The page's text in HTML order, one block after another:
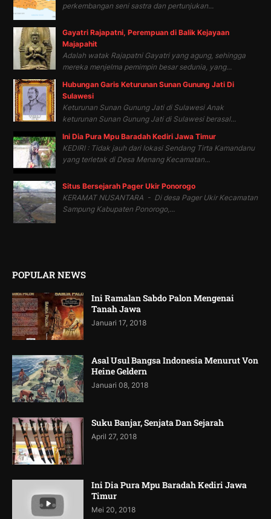
perkembangan seni sastra dan pertunjukan...
Gayatri Rajapatni, Perempuan di Balik Kejayaan
Majapahit
Adalah watak Rajapatni Gayatri yang agung, sehingga
mereka menjelma pemimpin besar sedunia, yang...
Hubungan Garis Keturunan Sunan Gunung Jati Di
Sulawesi
Keturunan Sunan Gunung Jati di Sulawesi Anak
keturunan Sunan Gunung Jati di Sulawesi berasal...
Ini Dia Pura Mpu Baradah Kediri Jawa Timur
KEDIRI : Tidak jauh dari lokasi Sendang Tirta Kamandanu
yang terletak di Desa Menang Kecamatan...
Situs Bersejarah Pager Ukir Ponorogo
KERAMAT NUSANTARA - Di desa Pager Ukir Kecamatan
Sampung Kabupaten Ponorogo,...
POPULAR NEWS
Ini Ramalan Sabdo Palon Mengenai
Tanah Jawa
Januari 17, 2018
Asal Usul Bangsa Indonesia Menurut Von
Heine Geldern
Januari 08, 2018
Suku Banjar, Senjata Dan Sejarah
April 27, 2018
Ini Dia Pura Mpu Baradah Kediri Jawa
Timur
Mei 20, 2018